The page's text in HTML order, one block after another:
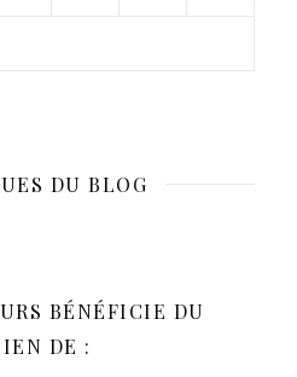
DU BLOG
BÉNÉFICIE DU
DE :